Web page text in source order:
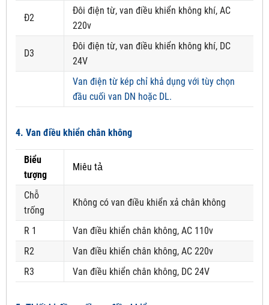
Đ2
Đôi điện từ, van điều khiển không khí, AC
220v
D3
Đôi điện từ, van điều khiển không khí, DC
24V
Van điện từ kép chỉ khả dụng với tùy chọn
đầu cuối van DN hoặc DL.
4. Van điều khiển chân không
Biểu
tượng
Miêu tả
Chỗ
trống
Không có van điều khiển xả chân không
R 1
Van điều khiển chân không, AC 110v
R2
Van điều khiển chân không, AC 220v
R3
Van điều khiển chân không, DC 24V